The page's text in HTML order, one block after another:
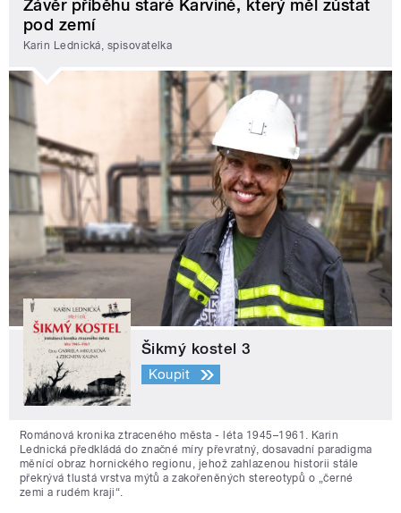
Závěr příběhu staré Karviné, který měl zůstat
pod zemí
Karin Lednická, spisovatelka
Šikmý kostel 3
Koupit
Románová kronika ztraceného města - léta 1945–1961. Karin
Lednická předkládá do značné míry převratný, dosavadní paradigma
měnící obraz hornického regionu, jehož zahlazenou historii stále
překrývá tlustá vrstva mýtů a zakořeněných stereotypů o „černé
zemi a rudém kraji“.